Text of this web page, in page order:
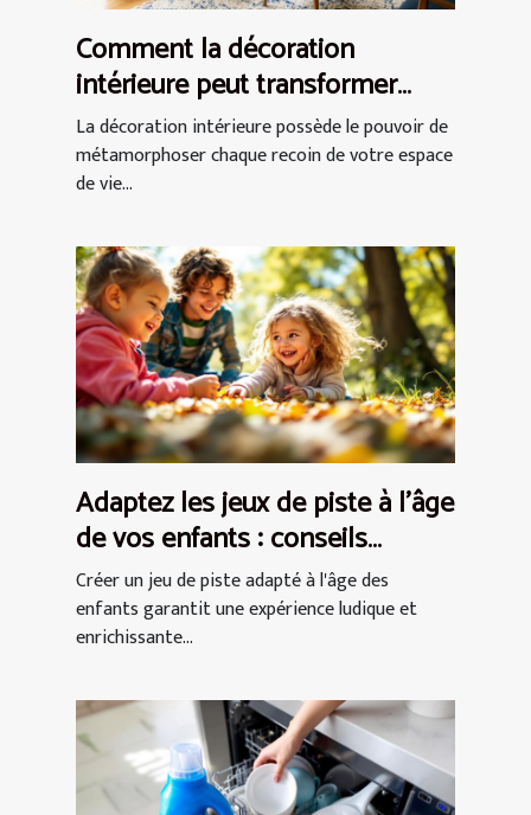
Comment la décoration
intérieure peut transformer
votre espace de vie ?
La décoration intérieure possède le pouvoir de
métamorphoser chaque recoin de votre espace
de vie...
Adaptez les jeux de piste à l'âge
de vos enfants : conseils
pratiques
Créer un jeu de piste adapté à l'âge des
enfants garantit une expérience ludique et
enrichissante...